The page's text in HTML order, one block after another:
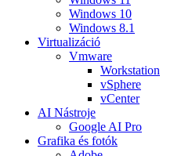
Windows 10
Windows 8.1
Virtualizáció
Vmware
Workstation
vSphere
vCenter
AI Nástroje
Google AI Pro
Grafika és fotók